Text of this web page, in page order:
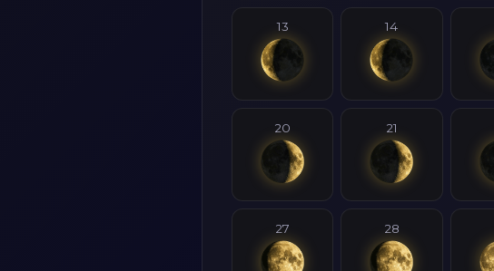
13 14
20 21
27 28